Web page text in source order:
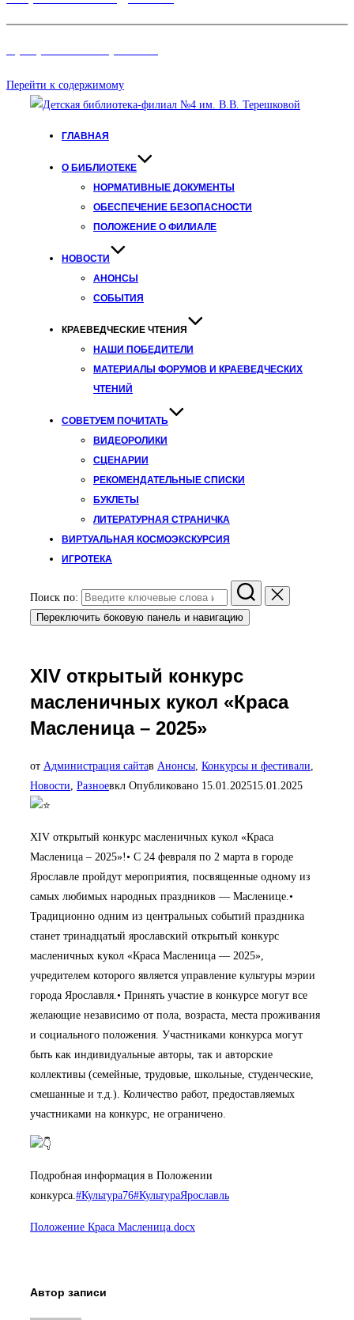
Перейти к содержимому
ГЛАВНАЯ
О БИБЛИОТЕКЕ
НОРМАТИВНЫЕ ДОКУМЕНТЫ
ОБЕСПЕЧЕНИЕ БЕЗОПАСНОСТИ
ПОЛОЖЕНИЕ О ФИЛИАЛЕ
НОВОСТИ
АНОНСЫ
СОБЫТИЯ
КРАЕВЕДЧЕСКИЕ ЧТЕНИЯ
НАШИ ПОБЕДИТЕЛИ
МАТЕРИАЛЫ ФОРУМОВ И КРАЕВЕДЧЕСКИХ
ЧТЕНИЙ
СОВЕТУЕМ ПОЧИТАТЬ
ВИДЕОРОЛИКИ
СЦЕНАРИИ
РЕКОМЕНДАТЕЛЬНЫЕ СПИСКИ
БУКЛЕТЫ
ЛИТЕРАТУРНАЯ СТРАНИЧКА
ВИРТУАЛЬНАЯ КОСМОЭКСКУРСИЯ
ИГРОТЕКА
Поиск по:
Переключить боковую панель и навигацию
XIV открытый конкурс
масленичных кукол «Краса
Масленица – 2025»
от Администрация сайтав Анонсы, Конкурсы и фестивали,
Новости, Разноевкл Опубликовано 15.01.202515.01.2025
️XIV открытый конкурс масленичных кукол «Краса
Масленица – 2025»!• С 24 февраля по 2 марта в городе
Ярославле пройдут мероприятия, посвященные одному из
самых любимых народных праздников — Масленице.•
Традиционно одним из центральных событий праздника
станет тринадцатый ярославский открытый конкурс
масленичных кукол «Краса Масленица — 2025»,
учредителем которого является управление культуры мэрии
города Ярославля.• Принять участие в конкурсе могут все
желающие независимо от пола, возраста, места проживания
и социального положения. Участниками конкурса могут
быть как индивидуальные авторы, так и авторские
коллективы (семейные, трудовые, школьные, студенческие,
смешанные и т.д.). Количество работ, предоставляемых
участниками на конкурс, не ограничено.
Подробная информация в Положении
конкурса.#Культура76#КультураЯрославль
Положение Краса Масленица.docx
Автор записи